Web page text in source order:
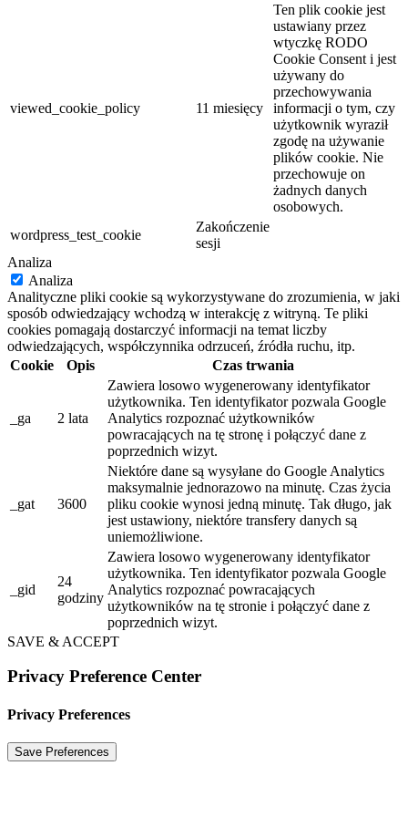
viewed_cookie_policy 11 miesięcy
Ten plik cookie jest
ustawiany przez
wtyczkę RODO
Cookie Consent i jest
używany do
przechowywania
informacji o tym, czy
użytkownik wyraził
zgodę na używanie
plików cookie. Nie
przechowuje on
żadnych danych
osobowych.
wordpress_test_cookie
Zakończenie
sesji
Analiza
Analiza
Analityczne pliki cookie są wykorzystywane do zrozumienia, w jaki
sposób odwiedzający wchodzą w interakcję z witryną. Te pliki
cookies pomagają dostarczyć informacji na temat liczby
odwiedzających, współczynnika odrzuceń, źródła ruchu, itp.
Cookie
Opis Czas trwania
_ga 2 lata
Zawiera losowo wygenerowany identyfikator
użytkownika. Ten identyfikator pozwala Google
Analytics rozpoznać użytkowników
powracających na tę stronę i połączyć dane z
poprzednich wizyt.
_gat 3600
Niektóre dane są wysyłane do Google Analytics
maksymalnie jednorazowo na minutę. Czas życia
pliku cookie wynosi jedną minutę. Tak długo, jak
jest ustawiony, niektóre transfery danych są
uniemożliwione.
_gid
24
godziny
Zawiera losowo wygenerowany identyfikator
użytkownika. Ten identyfikator pozwala Google
Analytics rozpoznać powracających
użytkowników na tę stronie i połączyć dane z
poprzednich wizyt.
SAVE & ACCEPT
Privacy Preference Center
Privacy Preferences